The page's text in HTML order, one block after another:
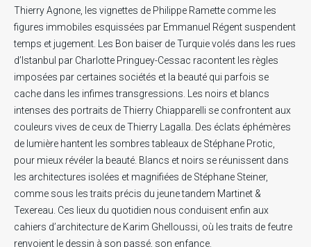
Thierry Agnone, les vignettes de Philippe Ramette comme les
figures immobiles esquissées par Emmanuel Régent suspendent
temps et jugement. Les Bon baiser de Turquie volés dans les rues
d’Istanbul par Charlotte Pringuey-Cessac racontent les règles
imposées par certaines sociétés et la beauté qui parfois se
cache dans les infimes transgressions. Les noirs et blancs
intenses des portraits de Thierry Chiapparelli se confrontent aux
couleurs vives de ceux de Thierry Lagalla. Des éclats éphémères
de lumière hantent les sombres tableaux de Stéphane Protic,
pour mieux révéler la beauté. Blancs et noirs se réunissent dans
les architectures isolées et magnifiées de Stéphane Steiner,
comme sous les traits précis du jeune tandem Martinet &
Texereau. Ces lieux du quotidien nous conduisent enfin aux
cahiers d’architecture de Karim Ghelloussi, où les traits de feutre
renvoient le dessin à son passé, son enfance.
RECHERCHE EN COURS
...